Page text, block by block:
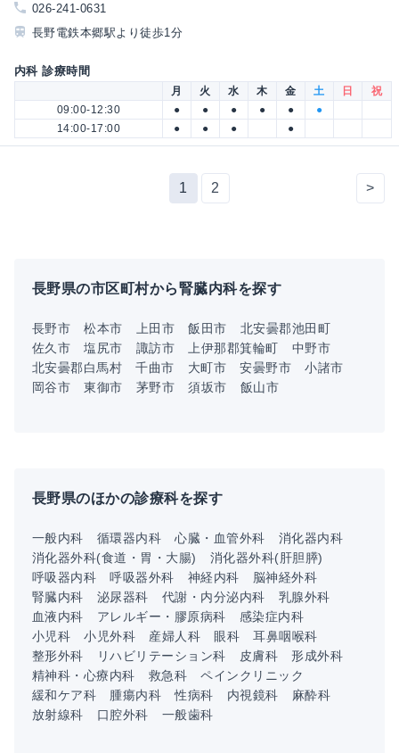
026-241-0631
長野電鉄本郷駅より徒歩1分
内科 診療時間
月 火 水 木 金 土 日
祝
09:00-12:30
● ● ● ● ●
●
14:00-17:00
● ● ● ●
1 2 >
長野県の市区町村から腎臓内科を探す
長野市 松本市 上田市 飯田市
北安曇郡池田町
佐久市
塩尻市 諏訪市 上伊那郡箕輪町
中野市
北安曇郡白馬村
千曲市 大町市 安曇野市
小諸市
岡谷市
東御市 茅野市 須坂市 飯山市
長野県のほかの診療科を探す
一般内科 循環器内科 心臓・血管外科
消化器内科
消化器外科(食道・胃・大腸)
消化器外科(肝胆膵)
呼吸器内科
呼吸器外科 神経内科
脳神経外科
腎臓内科
泌尿器科 代謝・内分泌内科
乳腺外科
血液内科
アレルギー・膠原病科
感染症内科
小児科
小児外科 産婦人科 眼科
耳鼻咽喉科
整形外科
リハビリテーション科 皮膚科
形成外科
精神科・心療内科
救急科
ペインクリニック
緩和ケア科
腫瘍内科 性病科 内視鏡科
麻酔科
放射線科
口腔外科 一般歯科